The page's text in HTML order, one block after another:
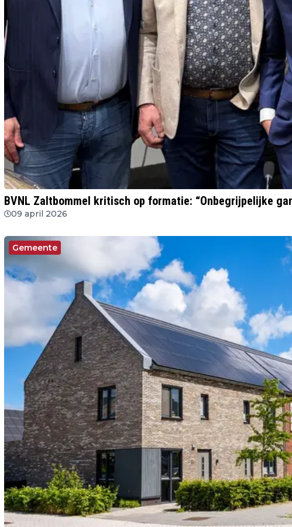
BVNL Zaltbommel kritisch op formatie: “Onbegrijpelijke
09 april 2026
Gemeente